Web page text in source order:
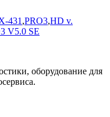
431,PRO3,HD v.
V5.0 SE
оборудование для